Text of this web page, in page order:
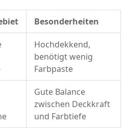
Besonderheiten
Hochdekkend,
benötigt wenig
Farbpaste
Gute Balance
zwischen Deckkraft
und Farbtiefe